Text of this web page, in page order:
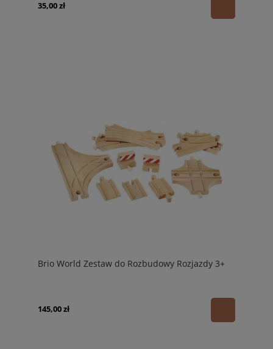
35,00 zł
Brio World Zestaw do Rozbudowy Rozjazdy 3+
145,00 zł